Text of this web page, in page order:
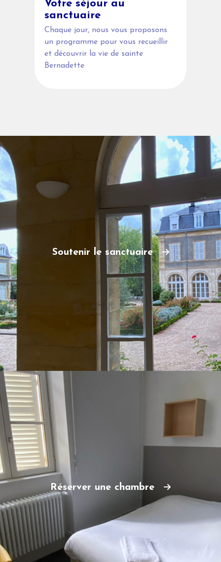
Votre séjour au
sanctuaire
Chaque jour, nous vous proposons
un programme pour vous recueillir
et découvrir la vie de sainte
Bernadette
Soutenir le sanctuaire
Réserver une chambre